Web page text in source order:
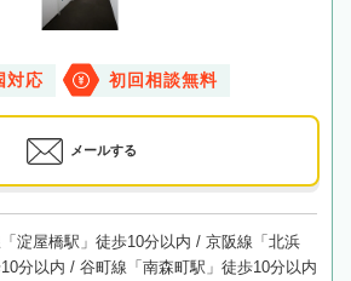
対応 初回相談無料
メールする
淀屋橋駅」徒歩10分以内 / 京阪線「北浜
分以内 / 谷町線「南森町駅」徒歩10分以内